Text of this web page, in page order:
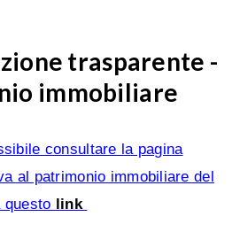
trasparente -
immobiliare
consultare la pagina
al patrimonio immobiliare del
questo link